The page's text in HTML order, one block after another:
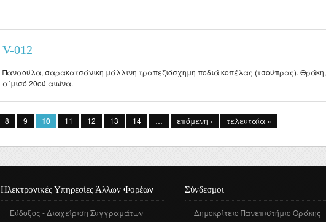
V-012
Παναούλα, σαρακατσάνικη μάλλινη τραπεζιόσχημη ποδιά κοπέλας (τσούπρας). Θράκη,
α΄μισό 20ού αιώνα.
8 9 10 11 12 13 14 … επόμενη › τελευταία »
Ηλεκτρονικές Υπηρεσίες Άλλων Φορέων
Εύδοξος - Διαχείριση Συγγραμάτων
Σύνδεσμοι
Δημοκρίτειο Πανεπιστήμιο Θράκης